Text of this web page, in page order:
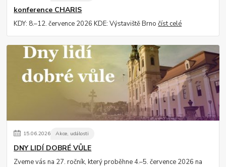
konference CHARIS
KDY: 8.–12. července 2026 KDE: Výstaviště Brnočíst celé
15.06.2026 Akce, události
DNY LIDÍ DOBRÉ VŮLE
Zveme vás na 27. ročník, který proběhne 4.–5. července 2026 na